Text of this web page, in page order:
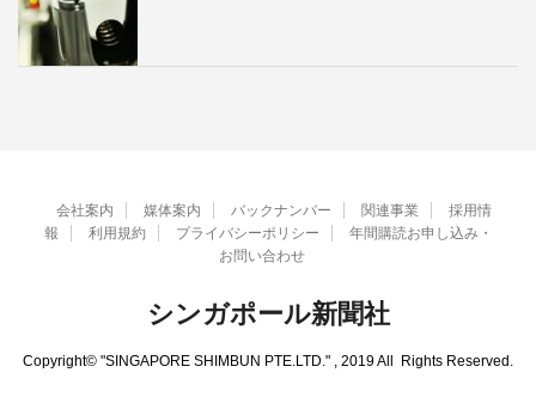
会社案内 媒体案内 バックナンバー 関連事業
採用情
報
利用規約 プライバシーポリシー
年間購読お申し込み・
お問い合わせ
シンガポール新聞社
Copyright© "SINGAPORE SHIMBUN PTE.LTD." , 2019 All Rights Reserved.